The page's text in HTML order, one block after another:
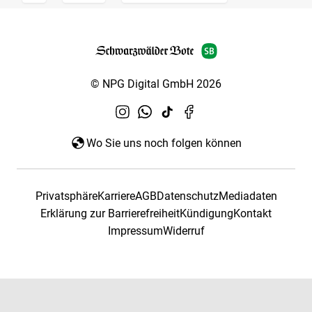
© NPG Digital GmbH 2026
Wo Sie uns noch folgen können
PrivatsphäreKarriereAGBDatenschutzMediadaten
Erklärung zur BarrierefreiheitKündigungKontakt
ImpressumWiderruf